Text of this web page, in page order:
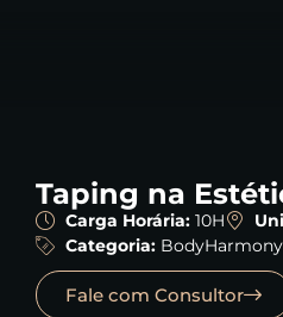
Taping na
Carga Horária: 10H
Categoria: BodyHarmony
Fale com Consultor